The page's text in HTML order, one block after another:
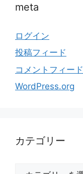
meta
ログイン
投稿フィード
コメントフィード
WordPress.org
カテゴリー